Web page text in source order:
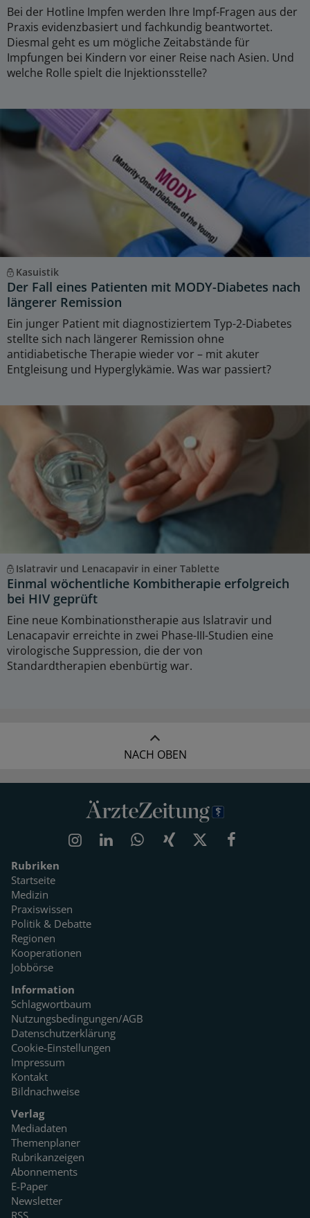
Bei der Hotline Impfen werden Ihre Impf-Fragen aus der
Praxis evidenzbasiert und fachkundig beantwortet.
Diesmal geht es um mögliche Zeitabstände für
Impfungen bei Kindern vor einer Reise nach Asien. Und
welche Rolle spielt die Injektionsstelle?
Kasuistik
Der Fall eines Patienten mit MODY-Diabetes nach
längerer Remission
Ein junger Patient mit diagnostiziertem Typ-2-Diabetes
stellte sich nach längerer Remission ohne
antidiabetische Therapie wieder vor – mit akuter
Entgleisung und Hyperglykämie. Was war passiert?
Islatravir und Lenacapavir in einer Tablette
Einmal wöchentliche Kombitherapie erfolgreich
bei HIV geprüft
Eine neue Kombinationstherapie aus Islatravir und
Lenacapavir erreichte in zwei Phase-III-Studien eine
virologische Suppression, die der von
Standardtherapien ebenbürtig war.
NACH OBEN
Rubriken
Startseite
Medizin
Praxiswissen
Politik & Debatte
Regionen
Kooperationen
Jobbörse
Information
Schlagwortbaum
Nutzungsbedingungen/AGB
Datenschutzerklärung
Cookie-Einstellungen
Impressum
Kontakt
Bildnachweise
Verlag
Mediadaten
Themenplaner
Rubrikanzeigen
Abonnements
E-Paper
Newsletter
RSS